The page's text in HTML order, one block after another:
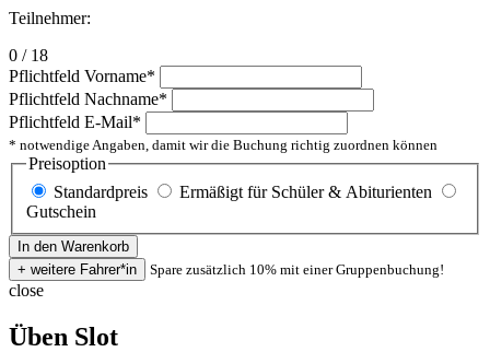
Teilnehmer:
0 / 18
Pflichtfeld Vorname*
Pflichtfeld Nachname*
Pflichtfeld E-Mail*
* notwendige Angaben, damit wir die Buchung richtig zuordnen können
Preisoption
Standardpreis
Ermäßigt für Schüler & Abiturienten
Gutschein
Spare zusätzlich 10% mit einer Gruppenbuchung!
close
Üben Slot